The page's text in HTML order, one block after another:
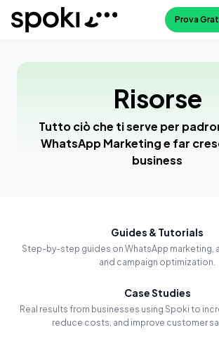
Spoki Prova
Risorse
Tutto ciò che ti serve per
WhatsApp Marketing e far
business
Guides & Tutorials
Step-by-step guides on WhatsApp marketing,
and campaign optimization.
Case Studies
Real results from businesses using Spoki to
reduce costs, and improve customer